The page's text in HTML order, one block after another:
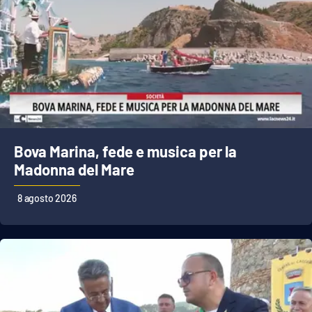
Lacplay.it
Lactv.it
Laconair.it
Lacitymag.it
Lacapitalenews.it
Catanzarochannel.it
Bova Marina, fede e musica per la
Madonna del Mare
8 agosto 2026